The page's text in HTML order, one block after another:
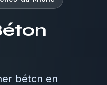
béton en